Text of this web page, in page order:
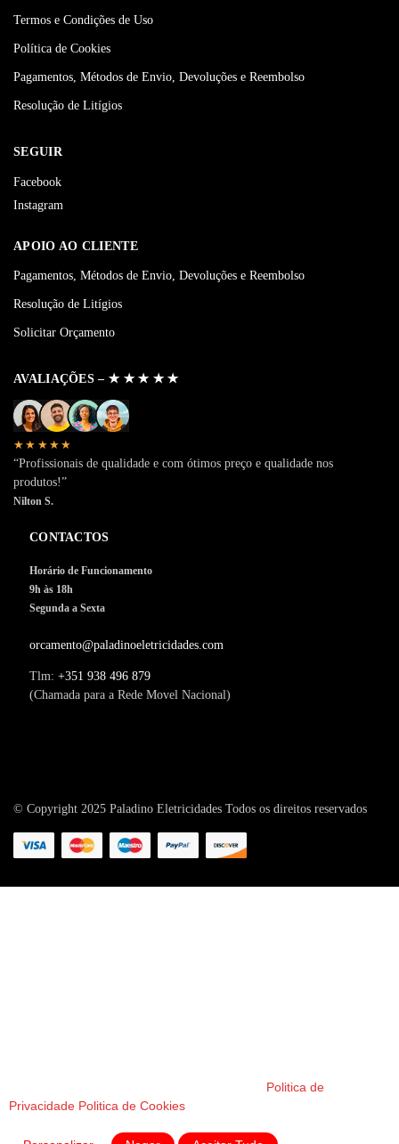
Termos e Condições de Uso
Política de Cookies
Pagamentos, Métodos de Envio, Devoluções e Reembolso
Resolução de Litígios
SEGUIR
Facebook
Instagram
APOIO AO CLIENTE
Pagamentos, Métodos de Envio, Devoluções e Reembolso
Resolução de Litígios
Solicitar Orçamento
AVALIAÇÕES – ✭ ✭ ✭ ✭ ✭
★★★★★
“Profissionais de qualidade e com ótimos preço e qualidade nos
produtos!”
Nilton S.
CONTACTOS
Horário de Funcionamento
9h às 18h
Segunda a Sexta
orcamento@paladinoeletricidades.com
Tlm: +351 938 496 879
(Chamada para a Rede Movel Nacional)
© Copyright 2025 Paladino Eletricidades Todos os direitos reservados
Politica de
Privacidade Politica de Cookies